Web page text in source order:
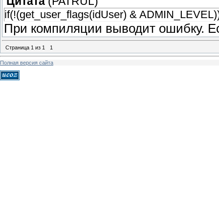
if(!(get_user_flags(idUser) &
При компиляции выводит ошибку.
Страница 1 из 1 1
Полная версия сайта